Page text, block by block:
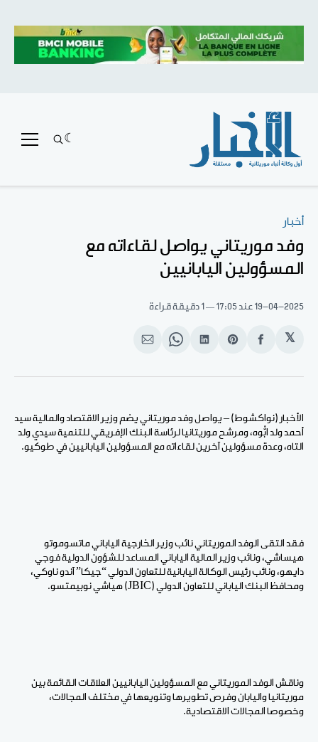
أخبار
وفد موريتاني يواصل لقاءاته مع
المسؤولين اليابانيين
19-04-2025 عند 17:05 1 دقيقة قراءة
𝕏
انشر
الفيسبوك
Share
Pinterest
انشر
لينكد
Share
WhatsApp
انشر
الإيميل
الأخبار (نواكشوط) – يواصل وفد موريتاني يضم وزير الاقتصاد والمالية سيد
أحمد ولد ابُّوه، ومرشح موريتانيا لرئاسة البنك الإفريقي للتنمية سيدي ولد
التاه، وعدة مسؤولين آخرين لقاءاته مع المسؤولين اليابانيين في طوكيو.
فقد التقى الوفد الموريتاني نائب وزير الخارجية الياباني ماتسوموتو
هيساشي، ونائب وزير المالية الياباني المساعد للشؤون الدولية فوجي
دايهو، ونائب رئيس الوكالة اليابانية للتعاون الدولي “جيكا” آندو ناوكي،
ومحافظ البنك الياباني للتعاون الدولي (JBIC) هياشي نوبيمتسو.
وناقش الوفد الموريتاني مع المسؤولين اليابانيين العلاقات القائمة بين
موريتانيا واليابان وفرص تطويرها وتنويعها في مختلف المجالات،
وخصوصا المجالات الاقتصادية.